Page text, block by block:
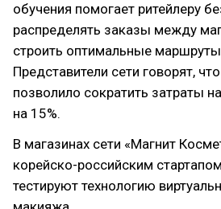
обучения помогает ритейлеру
распределять заказы между
строить оптимальные
Представители сети говорят,
позволило сократить затраты
на 15%.
В магазинах сети «Магнит
корейско-российским
тестируют технологию